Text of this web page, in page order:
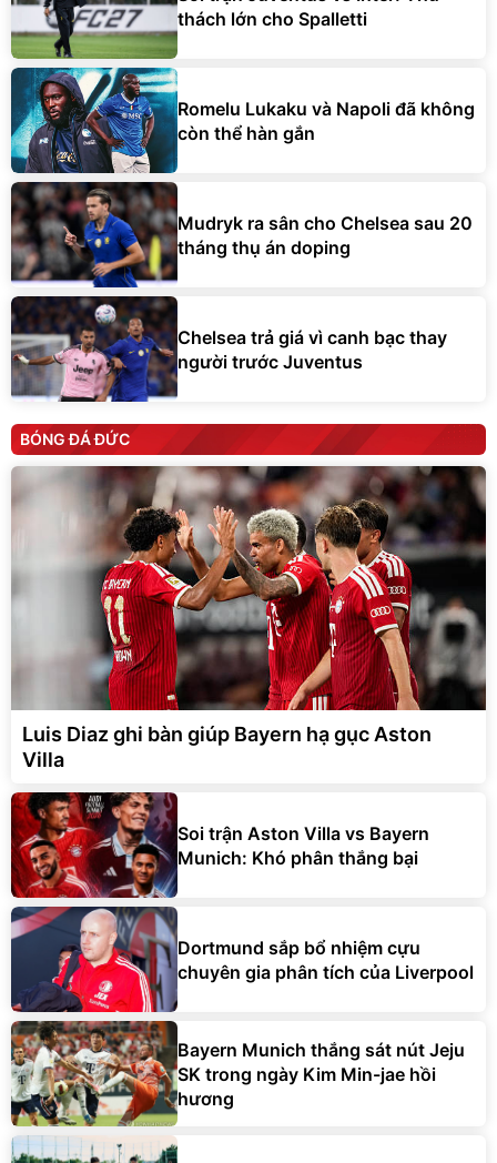
thách lớn cho Spalletti
Romelu Lukaku và Napoli đã không
còn thể hàn gắn
Mudryk ra sân cho Chelsea sau 20
tháng thụ án doping
Chelsea trả giá vì canh bạc thay
người trước Juventus
BÓNG ĐÁ ĐỨC
Luis Diaz ghi bàn giúp Bayern hạ gục Aston
Villa
Soi trận Aston Villa vs Bayern
Munich: Khó phân thắng bại
Dortmund sắp bổ nhiệm cựu
chuyên gia phân tích của Liverpool
Bayern Munich thắng sát nút Jeju
SK trong ngày Kim Min-jae hồi
hương